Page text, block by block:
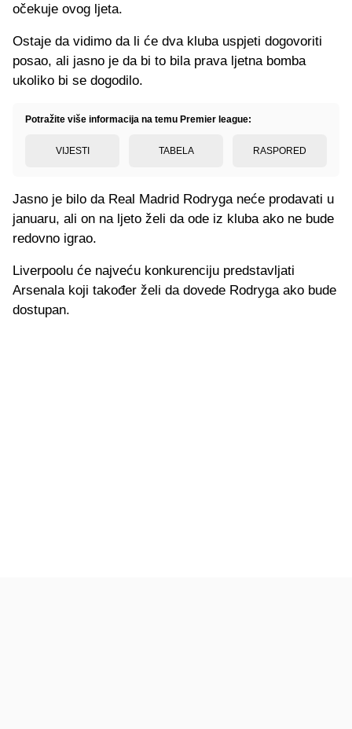
očekuje ovog ljeta.
Ostaje da vidimo da li će dva kluba uspjeti dogovoriti
posao, ali jasno je da bi to bila prava ljetna bomba
ukoliko bi se dogodilo.
Potražite više informacija na temu Premier league:
VIJESTI TABELA RASPORED
Jasno je bilo da Real Madrid Rodryga neće prodavati u
januaru, ali on na ljeto želi da ode iz kluba ako ne bude
redovno igrao.
Liverpoolu će najveću konkurenciju predstavljati
Arsenala koji također želi da dovede Rodryga ako bude
dostupan.